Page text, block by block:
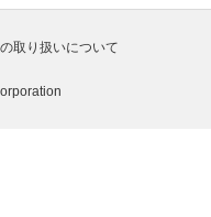
取り扱いについて